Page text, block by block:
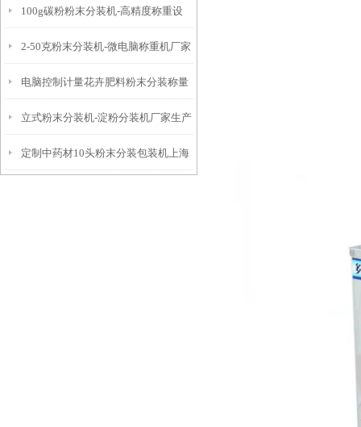
设备
100g碳粉粉末分装机-高精度称重设
备
2-50克粉末分装机-微电脑称重机厂家
电脑控制计量花卉肥料粉末分装称量
设备
立式粉末分装机-淀粉分装机厂家生产
定制中药材10头粉末分装包装机上海